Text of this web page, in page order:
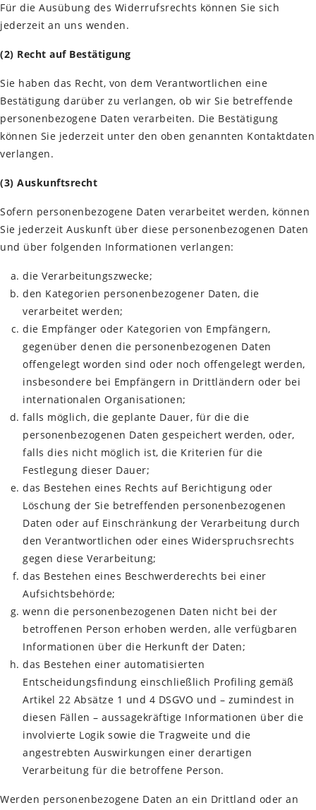
Für die Ausübung des Widerrufsrechts können Sie sich
jederzeit an uns wenden.
(2) Recht auf Bestätigung
Sie haben das Recht, von dem Verantwortlichen eine
Bestätigung darüber zu verlangen, ob wir Sie betreffende
personenbezogene Daten verarbeiten. Die Bestätigung
können Sie jederzeit unter den oben genannten Kontaktdaten
verlangen.
(3) Auskunftsrecht
Sofern personenbezogene Daten verarbeitet werden, können
Sie jederzeit Auskunft über diese personenbezogenen Daten
und über folgenden Informationen verlangen:
die Verarbeitungszwecke;
den Kategorien personenbezogener Daten, die
verarbeitet werden;
die Empfänger oder Kategorien von Empfängern,
gegenüber denen die personenbezogenen Daten
offengelegt worden sind oder noch offengelegt werden,
insbesondere bei Empfängern in Drittländern oder bei
internationalen Organisationen;
falls möglich, die geplante Dauer, für die die
personenbezogenen Daten gespeichert werden, oder,
falls dies nicht möglich ist, die Kriterien für die
Festlegung dieser Dauer;
das Bestehen eines Rechts auf Berichtigung oder
Löschung der Sie betreffenden personenbezogenen
Daten oder auf Einschränkung der Verarbeitung durch
den Verantwortlichen oder eines Widerspruchsrechts
gegen diese Verarbeitung;
das Bestehen eines Beschwerderechts bei einer
Aufsichtsbehörde;
wenn die personenbezogenen Daten nicht bei der
betroffenen Person erhoben werden, alle verfügbaren
Informationen über die Herkunft der Daten;
das Bestehen einer automatisierten
Entscheidungsfindung einschließlich Profiling gemäß
Artikel 22 Absätze 1 und 4 DSGVO und – zumindest in
diesen Fällen – aussagekräftige Informationen über die
involvierte Logik sowie die Tragweite und die
angestrebten Auswirkungen einer derartigen
Verarbeitung für die betroffene Person.
Werden personenbezogene Daten an ein Drittland oder an